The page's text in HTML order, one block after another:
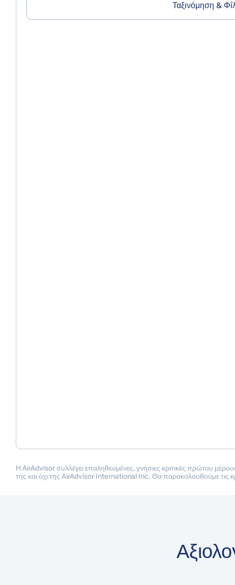
Ταξινόμηση &
Η AirAdvisor συλλέγει επαληθευμένες, γνήσιες κριτικές πρώτου
της και όχι της AirAdvisor International Inc. Θα παρακολουθούμε τις